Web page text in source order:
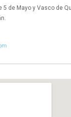
de Mayo y Vasco de